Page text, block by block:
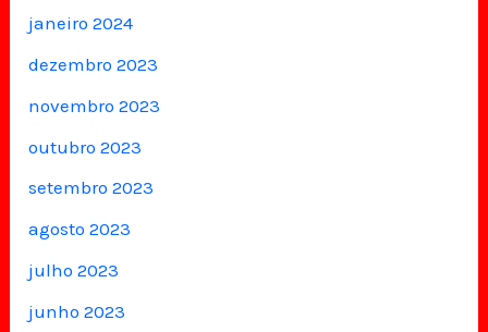
janeiro 2024
dezembro 2023
novembro 2023
outubro 2023
setembro 2023
agosto 2023
julho 2023
junho 2023